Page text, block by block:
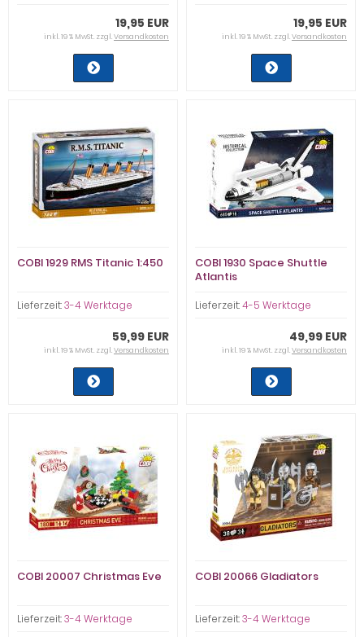
19,95 EUR
inkl. 19 % MwSt. zzgl.Versandkosten
19,95 EUR
inkl. 19 % MwSt. zzgl.Versandkosten
COBI 1929 RMS Titanic 1:450
Lieferzeit:3-4 Werktage
59,99 EUR
inkl. 19 % MwSt. zzgl.Versandkosten
COBI 1930 Space Shuttle
Atlantis
Lieferzeit:4-5 Werktage
49,99 EUR
inkl. 19 % MwSt. zzgl.Versandkosten
COBI 20007 Christmas Eve
Lieferzeit:3-4 Werktage
COBI 20066 Gladiators
Lieferzeit:3-4 Werktage